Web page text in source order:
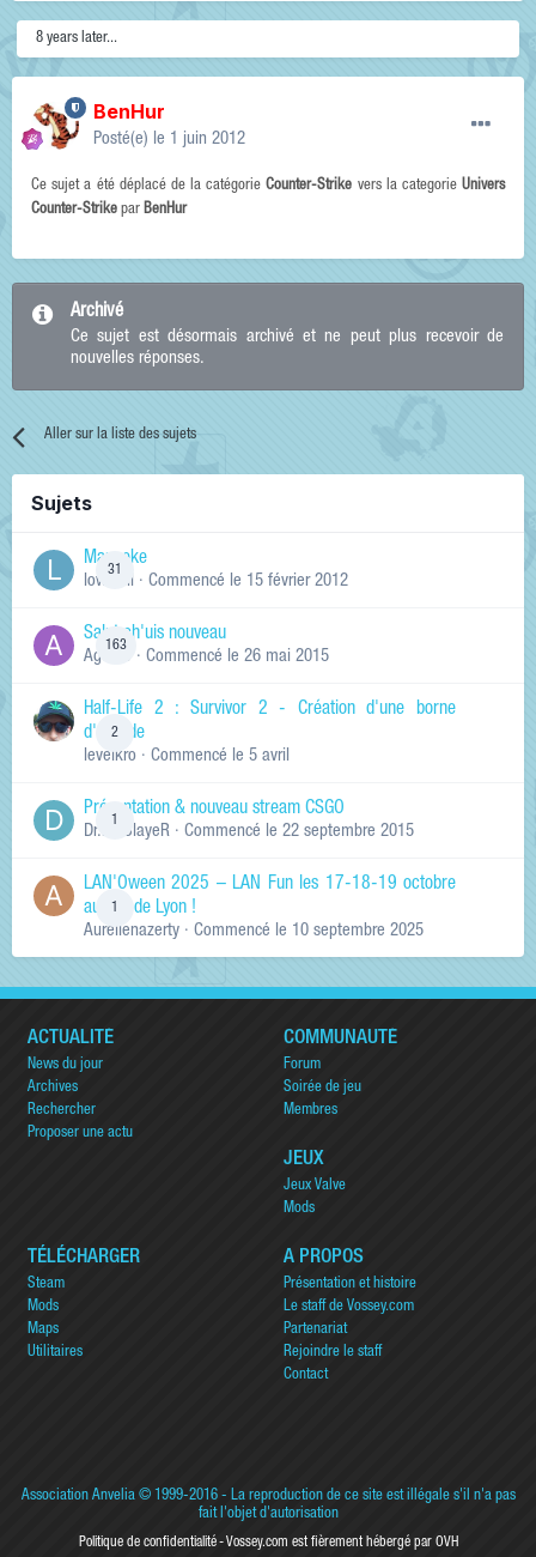
8 years later...
BenHur
Posté(e) le 1 juin 2012
Ce sujet a été déplacé de la catégorieCounter-Strike vers la categorieUnivers
Counter-Strike par BenHur
Archivé
Ce sujet est désormais archivé et ne peut plus recevoir de
nouvelles réponses.
Aller sur la liste des sujets
Sujets
31
Manneke
lowskill · Commencé le 15 février 2012
163
Salut ch'uis nouveau
Ag0Nie · Commencé le 26 mai 2015
2
Half-Life 2 : Survivor 2 - Création d'une borne
d'arcade
levelkro · Commencé le 5 avril
Présentation & nouveau stream CSGO
Dr.KinSlayeR · Commencé le 22 septembre 2015
LAN'Oween 2025 – LAN Fun les 17-18-19 octobre
au sud de Lyon !
Aurelienazerty · Commencé le 10 septembre 2025
ACTUALITÉ
News du jour
Archives
Rechercher
Proposer une actu
COMMUNAUTÉ
Forum
Soirée de jeu
Membres
JEUX
Jeux Valve
Mods
TÉLÉCHARGER
Steam
Mods
Maps
Utilitaires
A PROPOS
Présentation et histoire
Le staff de Vossey.com
Partenariat
Rejoindre le staff
Contact
Association Anvelia© 1999-2016 - La reproduction de ce site est illégale s'il n'a pas
fait l'objet d'autorisation
Politique de confidentialité Vossey.com est fièrement hébergé par OVH